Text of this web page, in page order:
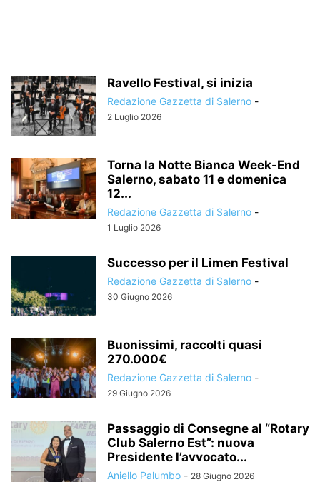
Ravello Festival, si inizia
Redazione Gazzetta di Salerno -
2 Luglio 2026
Torna la Notte Bianca Week-End
Salerno, sabato 11 e domenica
12...
Redazione Gazzetta di Salerno -
1 Luglio 2026
Successo per il Limen Festival
Redazione Gazzetta di Salerno -
30 Giugno 2026
Buonissimi, raccolti quasi
270.000€
Redazione Gazzetta di Salerno -
29 Giugno 2026
Passaggio di Consegne al “Rotary
Club Salerno Est”: nuova
Presidente l’avvocato...
Aniello Palumbo - 28 Giugno 2026